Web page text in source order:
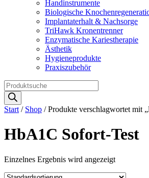
Handinstrumente
Biologische
Implantaterhalt & Nachsorge
TriHawk Kronentrenner
Enzymatische Kariestherapie
Ästhetik
Hygieneprodukte
Praxiszubehör
Products
search
Start / Shop / Produkte verschlagwortet mit
HbA1C Sofort-Test
Einzelnes Ergebnis wird angezeigt